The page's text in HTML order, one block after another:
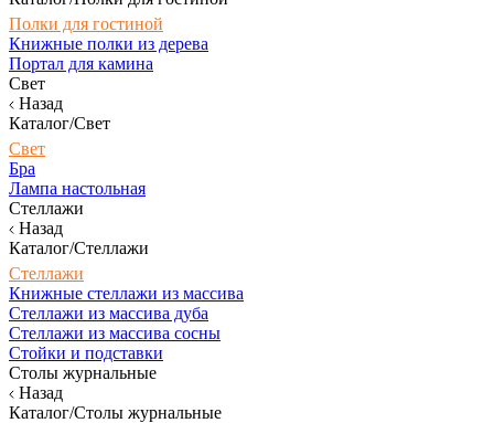
Полки для гостиной
Книжные полки из дерева
Портал для камина
Свет
Назад
Каталог/Свет
Свет
Бра
Лампа настольная
Стеллажи
Назад
Каталог/Стеллажи
Стеллажи
Книжные стеллажи из массива
Стеллажи из массива дуба
Стеллажи из массива сосны
Стойки и подставки
Столы журнальные
Назад
Каталог/Столы журнальные